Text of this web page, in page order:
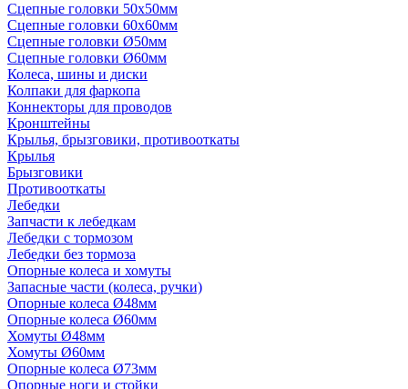
Сцепные головки 50x50мм
Сцепные головки 60x60мм
Сцепные головки Ø50мм
Сцепные головки Ø60мм
Колеса, шины и диски
Колпаки для фаркопа
Коннекторы для проводов
Кронштейны
Крылья, брызговики, противооткаты
Крылья
Брызговики
Противооткаты
Лебедки
Запчасти к лебедкам
Лебедки с тормозом
Лебедки без тормоза
Опорные колеса и хомуты
Запасные части (колеса, ручки)
Опорные колеса Ø48мм
Опорные колеса Ø60мм
Хомуты Ø48мм
Хомуты Ø60мм
Опорные колеса Ø73мм
Опорные ноги и стойки